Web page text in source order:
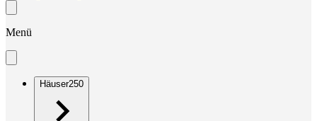
Menü
Häuser250